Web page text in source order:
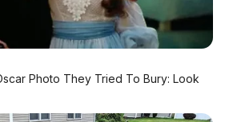
Ultimate 2019 Matic Surat
Istimewa, KM 37.000
Photo They Tried To Bury: Look